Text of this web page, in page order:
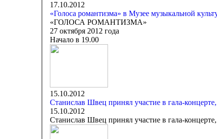
17.10.2012
«Голоса романтизма» в Музее музыкальной
«ГОЛОСА РОМАНТИЗМА»
27 октября 2012 года
Начало в 19.00
15.10.2012
Станислав Швец принял участие в гала-
15.10.2012
Станислав Швец принял участие в гала-